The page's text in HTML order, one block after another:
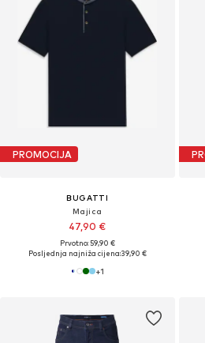
PROMOCIJA
BUGATTI
Majica
47,90 €
Prvotno: 59,90 €
Posljednja najniža cijena:39,90 €
+1